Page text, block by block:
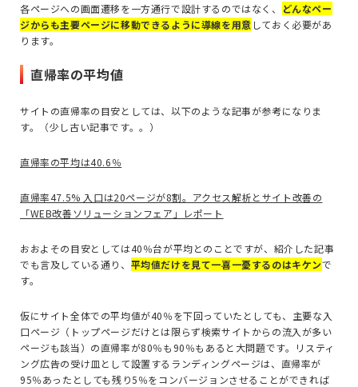
各ページへの画面遷移を一方通行で設計するのではなく、
どんなペー
ジからも主要ページに移動できるように導線を用意 しておく必要があ
ります。
直帰率の平均値
サイトの直帰率の目安としては、以下のような記事が参考になりま
す。（少し古い記事です。。）
直帰率の平均は40.6％
直帰率47.5% 入口は20ページが8割。アクセス解析とサイト改善の
「WEB改善ソリューションフェア」レポート
おおよその目安としては40％台が平均とのことですが、紹介した記事
でも言及している通り、 平均値だけを見て一喜一憂するのはキケンで
す。
仮にサイト全体での平均値が40％を下回っていたとしても、主要な入
口ページ（トップページだけとは限らず検索サイトからの流入が多い
ページも該当）の直帰率が80％も90％もあると大問題です。リスティ
ング広告の受け皿として設置するランディングページは、直帰率が
95％あったとしても残り5％をコンバージョンさせることができれば